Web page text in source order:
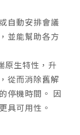
自動安排會議
並能幫助各方
生特性，升
從而消除舊解
停機時間。 因
具可用性。